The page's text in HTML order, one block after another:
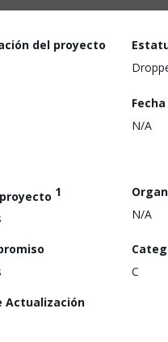
del proyecto
N/A
1
N/A
C
Actualización